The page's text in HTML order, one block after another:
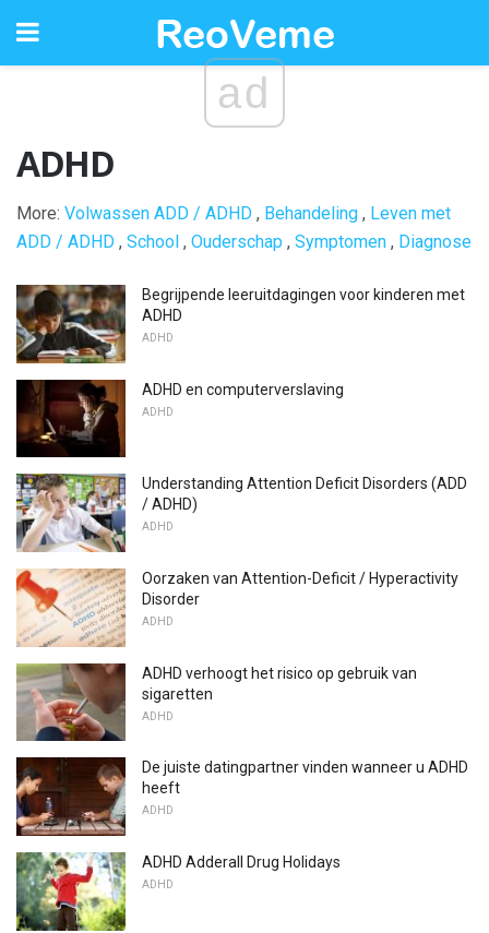
ad
ADHD
More: Volwassen ADD / ADHD , Behandeling , Leven met
ADD / ADHD , School , Ouderschap , Symptomen , Diagnose
Begrijpende leeruitdagingen voor kinderen met
ADHD
ADHD
ADHD en computerverslaving
ADHD
Understanding Attention Deficit Disorders (ADD
/ ADHD)
ADHD
Oorzaken van Attention-Deficit / Hyperactivity
Disorder
ADHD
ADHD verhoogt het risico op gebruik van
sigaretten
ADHD
De juiste datingpartner vinden wanneer u ADHD
heeft
ADHD
ADHD Adderall Drug Holidays
ADHD